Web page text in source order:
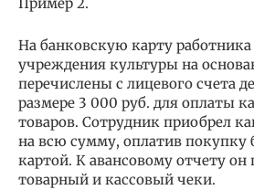
На банковскую карту
учреждения культуры на
перечислены с лицевого счета
размере 3 000 руб. для оплаты
товаров. Сотрудник приобрел
на всю сумму, оплатив покупку
картой. К авансовому отчету
товарный и кассовый чеки.